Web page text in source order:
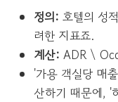
정의: 호텔의 성
려한 지표죠.
계산: ADR \
'가용 객실당 매
산하기 때문에, '